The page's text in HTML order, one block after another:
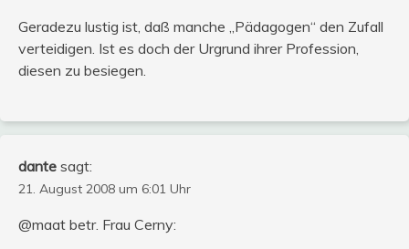
Geradezu lustig ist, daß manche „Pädagogen“ den Zufall
verteidigen. Ist es doch der Urgrund ihrer Profession,
diesen zu besiegen.
dante sagt:
21. August 2008 um 6:01 Uhr
@maat betr. Frau Cerny: